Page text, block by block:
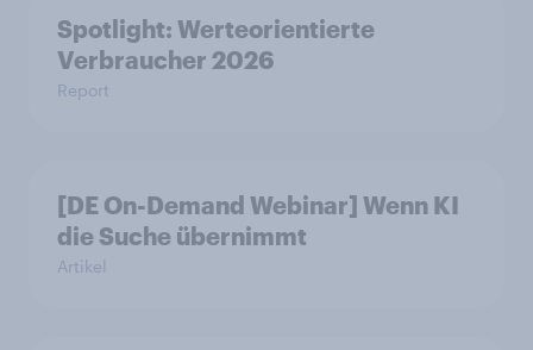
Spotlight: Werteorientierte
Verbraucher 2026
Report
[DE On-Demand Webinar] Wenn KI
die Suche übernimmt
Artikel